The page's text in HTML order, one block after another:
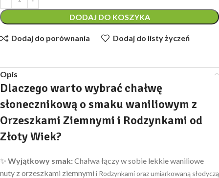
DODAJ DO KOSZYKA
Dodaj do porównania Dodaj do listy życzeń
Opis
Dlaczego warto wybrać chałwę
słonecznikową o smaku waniliowym z
Orzeszkami Ziemnymi i Rodzynkami od
Złoty Wiek?
✨ Wyjątkowy smak:Chałwa łączy w sobie lekkie waniliowe
nuty z orzeszkami ziemnymi i Rodzynkamioraz umiarkowaną słodyczą